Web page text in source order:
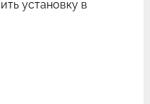
установку в